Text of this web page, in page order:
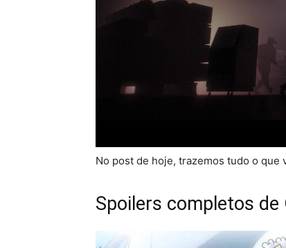
No post de hoje, trazemos tudo o que
Spoilers completos de